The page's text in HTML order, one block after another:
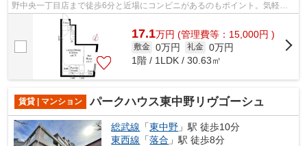
野中央一丁目店まで徒歩6分と近場にコンビニがあるのもポイント。気軽に
ごみを捨てることができて便利な敷地...
17.1万円 (管理費等：15,000円 )
敷金 0万円 礼金 0万円
1階 / 1LDK / 30.63㎡
賃貸 | マンション パークハウス東中野リヴゴーシュ
総武線 「東中野 」駅 徒歩10分
東西線 「落合 」駅 徒歩8分